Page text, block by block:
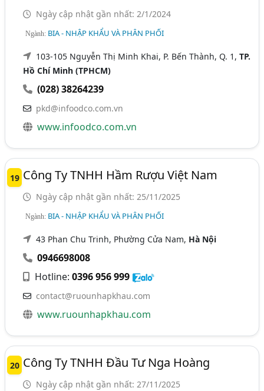
Ngày cập nhật gần nhất: 2/1/2024
Ngành: BIA - NHẬP KHẨU VÀ PHÂN PHỐI
103-105 Nguyễn Thị Minh Khai, P. Bến Thành, Q. 1,TP.
Hồ Chí Minh (TPHCM)
(028) 38264239
pkd@infoodco.com.vn
www.infoodco.com.vn
19 Công Ty TNHH Hầm Rượu Việt Nam
Ngày cập nhật gần nhất: 25/11/2025
Ngành: BIA - NHẬP KHẨU VÀ PHÂN PHỐI
43 Phan Chu Trinh, Phường Cửa Nam, Hà Nội
0946698008
Hotline:0396 956 999
contact@ruounhapkhau.com
www.ruounhapkhau.com
20 Công Ty TNHH Đầu Tư Nga Hoàng
Ngày cập nhật gần nhất: 27/11/2025